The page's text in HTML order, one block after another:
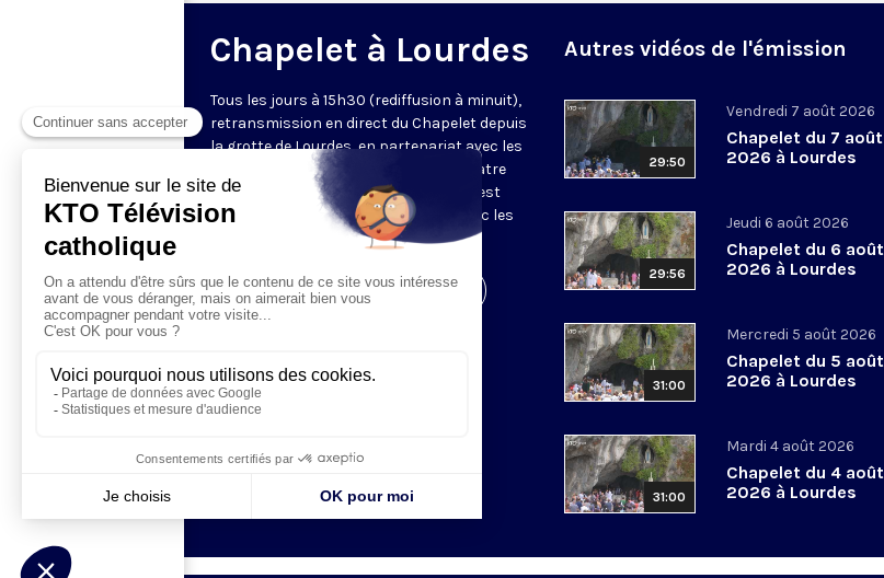
Chapelet à Lourdes
Tous les jours à 15h30 (rediffusion à minuit),
retransmission en direct du Chapelet depuis
la grotte de Lourdes, en partenariat avec les
Sanctuaires. Chaque jour, l'une des quatre
méditations des mystères du Rosaire est
proposée en communion de prière avec les
Visiter la page de l'émission
Autres vidéos de l'émission
29:50
Vendredi 7 août 2026
Chapelet du 7 août
2026 à Lourdes
29:56
Jeudi 6 août 2026
Chapelet du 6 août
2026 à Lourdes
31:00
Mercredi 5 août 2026
Chapelet du 5 août
2026 à Lourdes
31:00
Mardi 4 août 2026
Chapelet du 4 août
2026 à Lourdes